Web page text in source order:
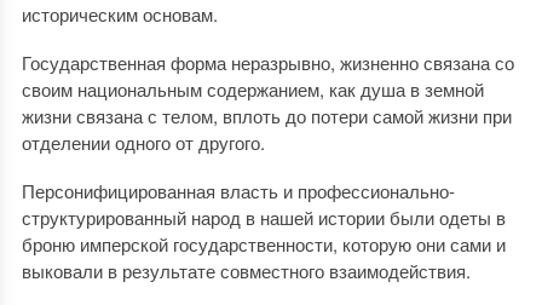
историческим основам.
Государственная форма неразрывно, жизненно связана со
своим национальным содержанием, как душа в земной
жизни связана с телом, вплоть до потери самой жизни при
отделении одного от другого.
Персонифицированная власть и профессионально-
структурированный народ в нашей истории были одеты в
броню имперской государственности, которую они сами и
выковали в результате совместного взаимодействия.